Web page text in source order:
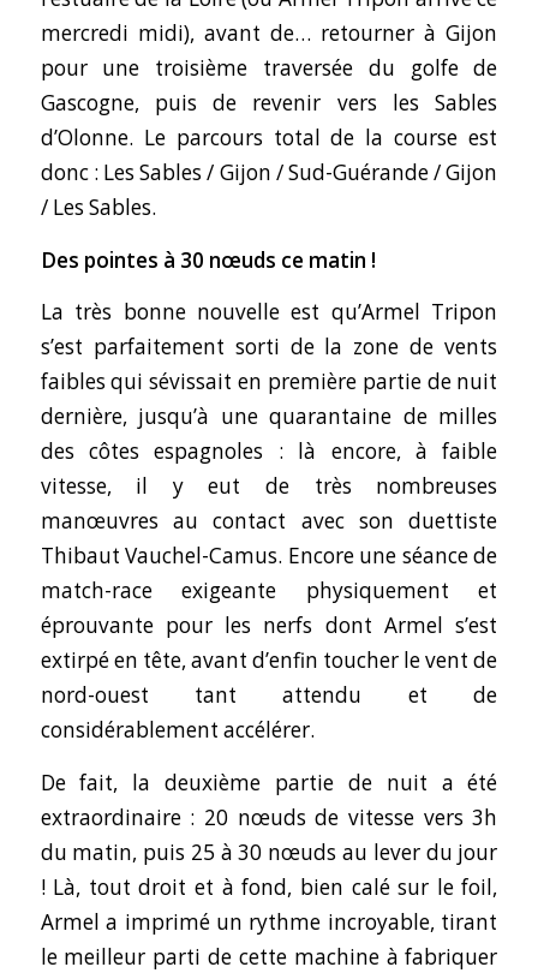
mercredi midi), avant de… retourner à Gijon
pour une troisième traversée du golfe de
Gascogne, puis de revenir vers les Sables
d’Olonne. Le parcours total de la course est
donc : Les Sables / Gijon / Sud-Guérande / Gijon
/ Les Sables.
Des pointes à 30 nœuds ce matin !
La très bonne nouvelle est qu’Armel Tripon
s’est parfaitement sorti de la zone de vents
faibles qui sévissait en première partie de nuit
dernière, jusqu’à une quarantaine de milles
des côtes espagnoles : là encore, à faible
vitesse, il y eut de très nombreuses
manœuvres au contact avec son duettiste
Thibaut Vauchel-Camus. Encore une séance de
match-race exigeante physiquement et
éprouvante pour les nerfs dont Armel s’est
extirpé en tête, avant d’enfin toucher le vent de
nord-ouest tant attendu et de
considérablement accélérer.
De fait, la deuxième partie de nuit a été
extraordinaire : 20 nœuds de vitesse vers 3h
du matin, puis 25 à 30 nœuds au lever du jour
! Là, tout droit et à fond, bien calé sur le foil,
Armel a imprimé un rythme incroyable, tirant
le meilleur parti de cette machine à fabriquer